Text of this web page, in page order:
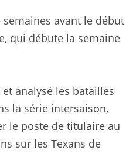
avant le début
qui débute la semaine
analysé les batailles
la série intersaison,
le poste de titulaire au
sur les Texans de